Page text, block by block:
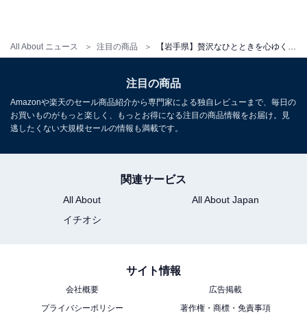
All About ニュース 注目の商品
所在地：岩手県花巻市下シ沢字中野53番地1
交通手段：東北自動車道 花巻南ICより県道12号線経由で
約20分／東北新幹線 新花巻駅・JR東北本線 花巻駅より
無料シャトルバス（事前予約制）あり／JR花巻駅より路
線バスで約40分、「山の神温泉」下車
大人1名（参考価格）：1万4850円
※料金は公式Webサイト参考価格
チェックイン・チェックアウト
注目の商品
Amazonや楽天のセール商品紹介から専門家による独自レビューまで、毎日の
お買いものがもっと楽しく、もっとお得になる注目の商品情報をお届け。見
逃したくない大規模セールの情報も満載です。
関連サービス
All About
All About Japan
イチオシ
サイト情報
会社概要
広告掲載
プライバシーポリシー
著作権・商標・免責事項